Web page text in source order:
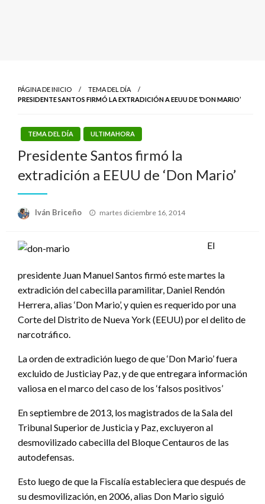
PÁGINA DE INICIO
TEMA DEL DÍA
PRESIDENTE SANTOS FIRMÓ LA EXTRADICIÓN A EEUU DE ‘DON MARIO’
TEMA DEL DÍA ULTIMAHORA
Presidente Santos firmó la
extradición a EEUU de ‘Don Mario’
Iván Briceño
Publicado
martes diciembre 16, 2014
El
presidente Juan Manuel Santos firmó este martes la
extradición del cabecilla paramilitar, Daniel Rendón
Herrera, alias ‘Don Mario’, y quien es requerido por una
Corte del Distrito de Nueva York (EEUU) por el delito de
narcotráfico.
La orden de extradición luego de que ‘Don Mario’ fuera
excluido de Justiciay Paz, y de que entregara información
valiosa en el marco del caso de los ‘falsos positivos’
En septiembre de 2013, los magistrados de la Sala del
Tribunal Superior de Justicia y Paz, excluyeron al
desmovilizado cabecilla del Bloque Centauros de las
autodefensas.
Esto luego de que la Fiscalía estableciera que después de
su desmovilización, en 2006, alias Don Mario siguió